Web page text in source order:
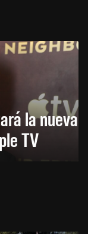
la nueva
TV